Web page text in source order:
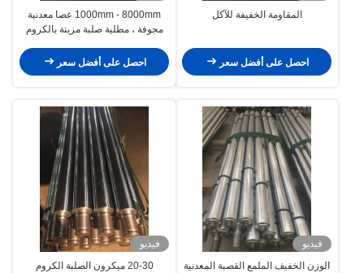
المقاومة الخفيفة للآكل
احصل على أفضل سعر
1000mm - 8000mm عصا معدنية
مجوفة ، مطلية صلبة مزيتة بالكروم
احصل على أفضل سعر
فيديو
الوزن الخفيف الملمع القصبة المعدنية
فيديو
20-30 ميكرون الصلبة الكروم